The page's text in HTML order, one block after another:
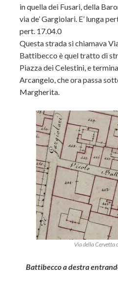
in quella dei Fusari, della
via de’ Gargiolari. E’ lunga
pert. 17.04.0
Questa strada si chiamava
Battibecco è quel tratto di
Piazza dei Celestini, e
Arcangelo, che ora passa
Margherita.
Via della Cervetta
Battibecco a destra